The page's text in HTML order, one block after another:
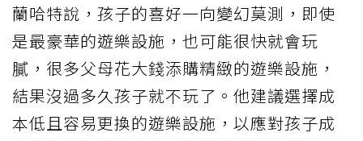
蘭哈特說，孩子的喜好一向變幻莫測，即使
是最豪華的遊樂設施，也可能很快就會玩
膩，很多父母花大錢添購精緻的遊樂設施，
結果沒過多久孩子就不玩了。他建議選擇成
本低且容易更換的遊樂設施，以應對孩子成